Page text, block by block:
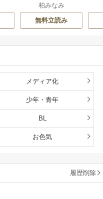
私を捨てる
柏みなみ
無料立読み
メディア化
少年・青年
BL
お色気
履歴削除